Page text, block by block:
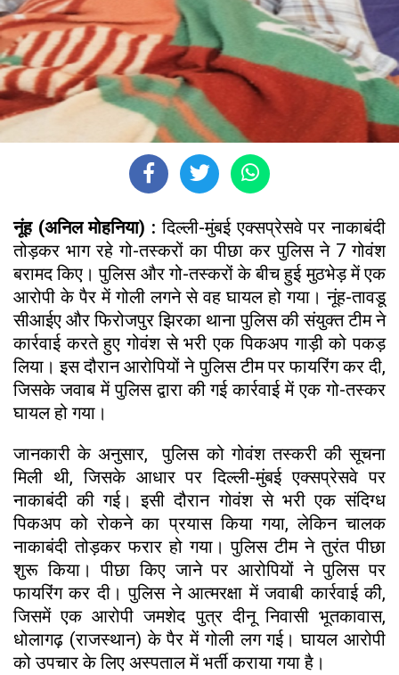
नूंह (अनिल मोहनिया) : दिल्ली-मुंबई एक्सप्रेसवे पर नाकाबंदी
तोड़कर भाग रहे गो-तस्करों का पीछा कर पुलिस ने 7 गोवंश
बरामद किए। पुलिस और गो-तस्करों के बीच हुई मुठभेड़ में एक
आरोपी के पैर में गोली लगने से वह घायल हो गया। नूंह-तावडू
सीआईए और फिरोजपुर झिरका थाना पुलिस की संयुक्त टीम ने
कार्रवाई करते हुए गोवंश से भरी एक पिकअप गाड़ी को पकड़
लिया। इस दौरान आरोपियों ने पुलिस टीम पर फायरिंग कर दी,
जिसके जवाब में पुलिस द्वारा की गई कार्रवाई में एक गो-तस्कर
घायल हो गया।
जानकारी के अनुसार, पुलिस को गोवंश तस्करी की सूचना
मिली थी, जिसके आधार पर दिल्ली-मुंबई एक्सप्रेसवे पर
नाकाबंदी की गई। इसी दौरान गोवंश से भरी एक संदिग्ध
पिकअप को रोकने का प्रयास किया गया, लेकिन चालक
नाकाबंदी तोड़कर फरार हो गया। पुलिस टीम ने तुरंत पीछा
शुरू किया। पीछा किए जाने पर आरोपियों ने पुलिस पर
फायरिंग कर दी। पुलिस ने आत्मरक्षा में जवाबी कार्रवाई की,
जिसमें एक आरोपी जमशेद पुत्र दीनू निवासी भूतकावास,
धोलागढ़ (राजस्थान) के पैर में गोली लग गई। घायल आरोपी
को उपचार के लिए अस्पताल में भर्ती कराया गया है।